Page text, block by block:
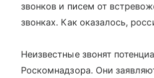
звонков и писем от
звонках. Как оказалось,
Неизвестные звонят
Роскомнадзора. Они